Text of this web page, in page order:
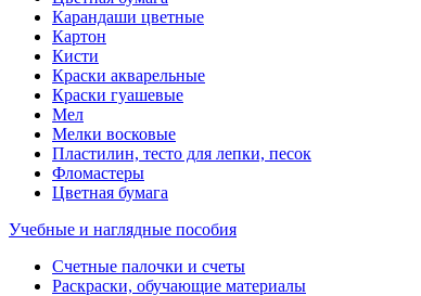
Карандаши цветные
Картон
Кисти
Краски акварельные
Краски гуашевые
Мел
Мелки восковые
Пластилин, тесто для лепки, песок
Фломастеры
Цветная бумага
Учебные и наглядные пособия
Счетные палочки и счеты
Раскраски, обучающие материалы